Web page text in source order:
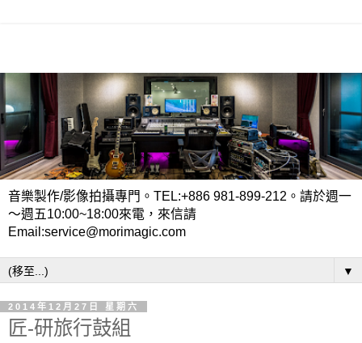
音樂製作/影像拍攝專門。TEL:+886 981-899-212。請於週一
～週五10:00~18:00來電，來信請
Email:service@morimagic.com
▼
2014年12月27日 星期六
匠-研旅行鼓組